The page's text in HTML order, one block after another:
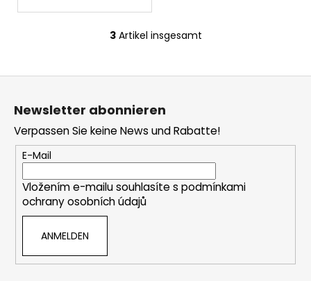
S
e
e
r
e
l
e
m
e
3Artikel insgesamt
Newsletter abonnieren
Verpassen Sie keine News und Rabatte!
E-Mail
Vložením e-mailu souhlasíte s podmínkami
ochrany osobních údajů
ANMELDEN